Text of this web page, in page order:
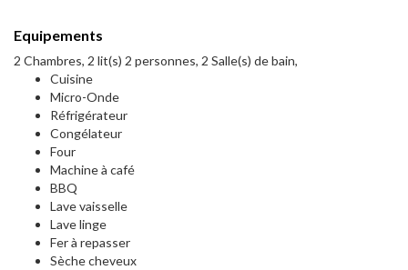
Equipements
2 Chambres, 2 lit(s) 2 personnes, 2 Salle(s) de bain,
Cuisine
Micro-Onde
Réfrigérateur
Congélateur
Four
Machine à café
BBQ
Lave vaisselle
Lave linge
Fer à repasser
Sèche cheveux